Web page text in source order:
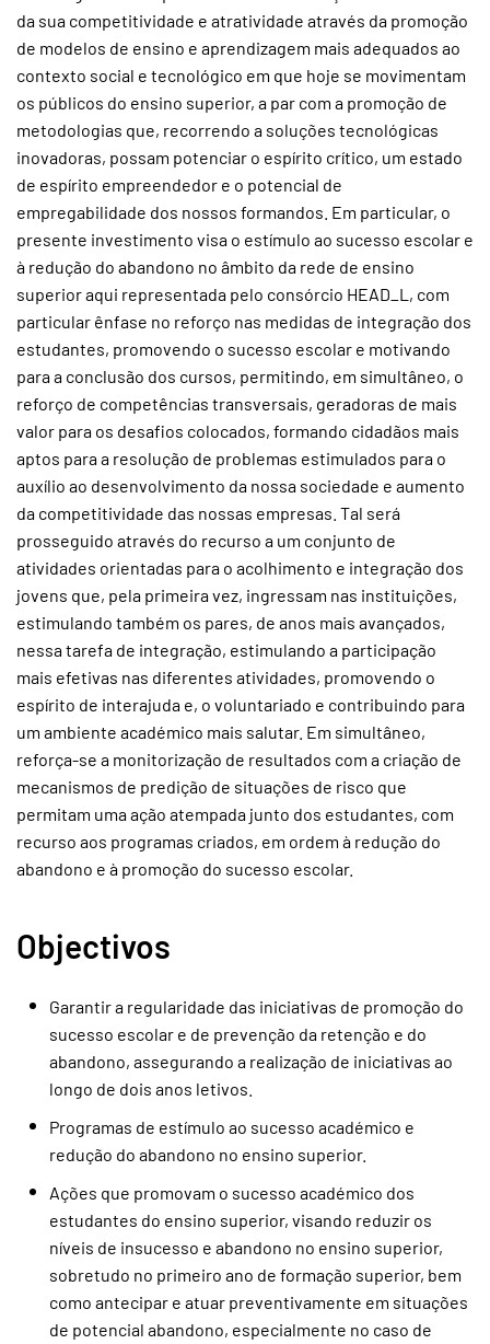
da sua competitividade e atratividade através da promoção
de modelos de ensino e aprendizagem mais adequados ao
contexto social e tecnológico em que hoje se movimentam
os públicos do ensino superior, a par com a promoção de
metodologias que, recorrendo a soluções tecnológicas
inovadoras, possam potenciar o espírito crítico, um estado
de espírito empreendedor e o potencial de
empregabilidade dos nossos formandos. Em particular, o
presente investimento visa o estímulo ao sucesso escolar e
à redução do abandono no âmbito da rede de ensino
superior aqui representada pelo consórcio HEAD_L, com
particular ênfase no reforço nas medidas de integração dos
estudantes, promovendo o sucesso escolar e motivando
para a conclusão dos cursos, permitindo, em simultâneo, o
reforço de competências transversais, geradoras de mais
valor para os desafios colocados, formando cidadãos mais
aptos para a resolução de problemas estimulados para o
auxílio ao desenvolvimento da nossa sociedade e aumento
da competitividade das nossas empresas. Tal será
prosseguido através do recurso a um conjunto de
atividades orientadas para o acolhimento e integração dos
jovens que, pela primeira vez, ingressam nas instituições,
estimulando também os pares, de anos mais avançados,
nessa tarefa de integração, estimulando a participação
mais efetivas nas diferentes atividades, promovendo o
espírito de interajuda e, o voluntariado e contribuindo para
um ambiente académico mais salutar. Em simultâneo,
reforça-se a monitorização de resultados com a criação de
mecanismos de predição de situações de risco que
permitam uma ação atempada junto dos estudantes, com
recurso aos programas criados, em ordem à redução do
abandono e à promoção do sucesso escolar.
Objectivos
Garantir a regularidade das iniciativas de promoção do
sucesso escolar e de prevenção da retenção e do
abandono, assegurando a realização de iniciativas ao
longo de dois anos letivos.
Programas de estímulo ao sucesso académico e
redução do abandono no ensino superior.
Ações que promovam o sucesso académico dos
estudantes do ensino superior, visando reduzir os
níveis de insucesso e abandono no ensino superior,
sobretudo no primeiro ano de formação superior, bem
como antecipar e atuar preventivamente em situações
de potencial abandono, especialmente no caso de